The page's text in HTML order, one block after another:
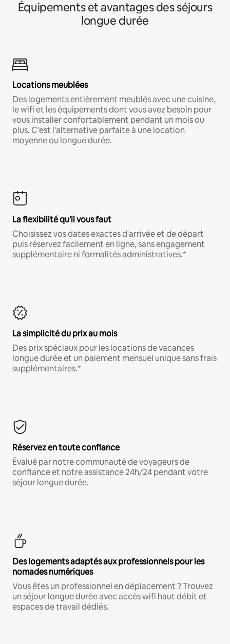
Équipements et avantages des séjours
longue durée
Locations meublées
Des logements entièrement meublés avec une cuisine,
le wifi et les équipements dont vous avez besoin pour
vous installer confortablement pendant un mois ou
plus. C'est l'alternative parfaite à une location
moyenne ou longue durée.
La flexibilité qu'il vous faut
Choisissez vos dates exactes d'arrivée et de départ
puis réservez facilement en ligne, sans engagement
supplémentaire ni formalités administratives.*
La simplicité du prix au mois
Des prix spéciaux pour les locations de vacances
longue durée et un paiement mensuel unique sans frais
supplémentaires.*
Réservez en toute confiance
Évalué par notre communauté de voyageurs de
confiance et notre assistance 24h/24 pendant votre
séjour longue durée.
Des logements adaptés aux professionnels pour les
nomades numériques
Vous êtes un professionnel en déplacement ? Trouvez
un séjour longue durée avec accès wifi haut débit et
espaces de travail dédiés.